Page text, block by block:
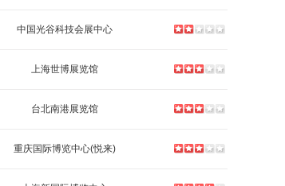
中国光谷科技会展中心
上海世博展览馆
台北南港展览馆
重庆国际博览中心(悦来)